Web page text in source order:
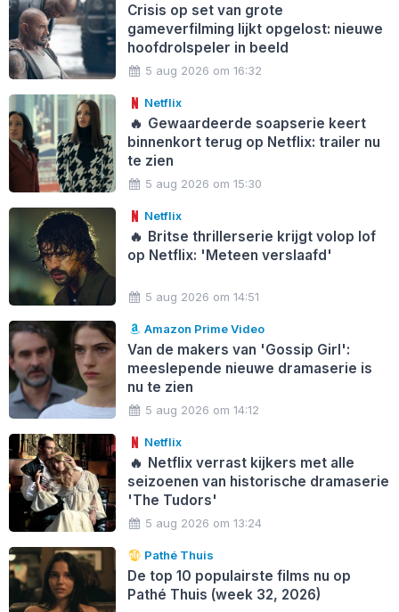
Crisis op set van grote
gameverfilming lijkt opgelost: nieuwe
hoofdrolspeler in beeld
5 aug 2026 om 16:32
Netflix
🔥 Gewaardeerde soapserie keert
binnenkort terug op Netflix: trailer nu
te zien
5 aug 2026 om 15:30
Netflix
🔥 Britse thrillerserie krijgt volop lof
op Netflix: 'Meteen verslaafd'
5 aug 2026 om 14:51
Amazon Prime Video
Van de makers van 'Gossip Girl':
meeslepende nieuwe dramaserie is
nu te zien
5 aug 2026 om 14:12
Netflix
🔥 Netflix verrast kijkers met alle
seizoenen van historische dramaserie
'The Tudors'
5 aug 2026 om 13:24
Pathé Thuis
De top 10 populairste films nu op
Pathé Thuis (week 32, 2026)